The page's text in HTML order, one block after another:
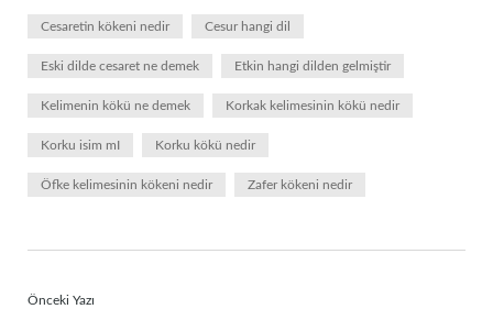
Cesaretin kökeni nedir Cesur hangi dil
Eski dilde cesaret ne demek Etkin hangi dilden gelmiştir
Kelimenin kökü ne demek Korkak kelimesinin kökü nedir
Korku isim mI Korku kökü nedir
Öfke kelimesinin kökeni nedir Zafer kökeni nedir
Önceki Yazı